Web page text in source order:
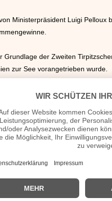
Ministerpräsident Luigi
Grundlage der Zweiten
zur See vorangetrieben wurde.
Staatssekretär Alfred Tirpitz
erbliche Adelstitel verliehen.
verstorben war,
wurde untersagt, dem
Waldeck-Rousseau kam zum
vorbei.